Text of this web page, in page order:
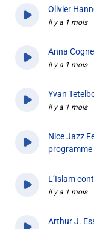
Olivier
il y a 1 mois
Anna
il y a 1 mois
Yvan
il y a 1 mois
Nice Jazz
programme
L’Islam
il y a 1 mois
Arthur J.